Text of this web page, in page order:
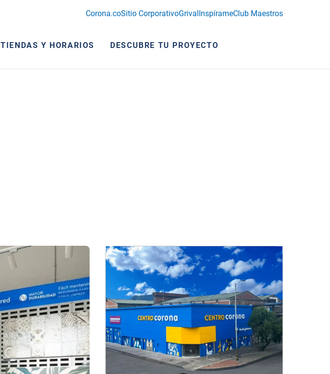
Corona.coSitio CorporativoGrivalInspírameClub Maestros
TIENDAS Y HORARIOS DESCUBRE TU PROYECTO